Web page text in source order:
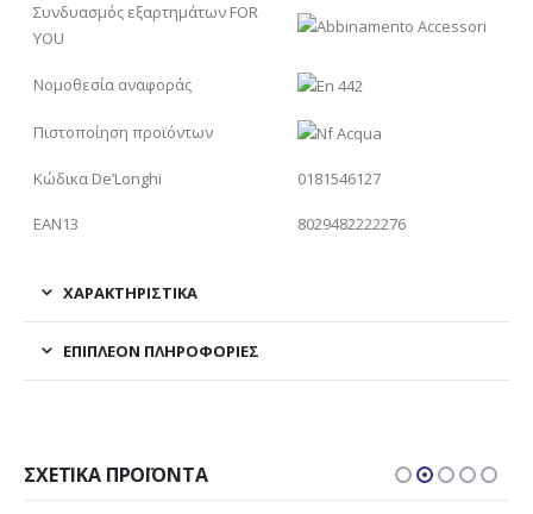
Συνδυασμός εξαρτημάτων FOR
YOU
Νομοθεσία αναφοράς
Πιστοποίηση προϊόντων
Κώδικα De’Longhi 0181546127
EAN13 8029482222276
ΧΑΡΑΚΤΗΡΙΣΤΙΚΑ
ΕΠΙΠΛΈΟΝ ΠΛΗΡΟΦΟΡΊΕΣ
ΣΧΕΤΙΚΆ ΠΡΟΪΌΝΤΑ